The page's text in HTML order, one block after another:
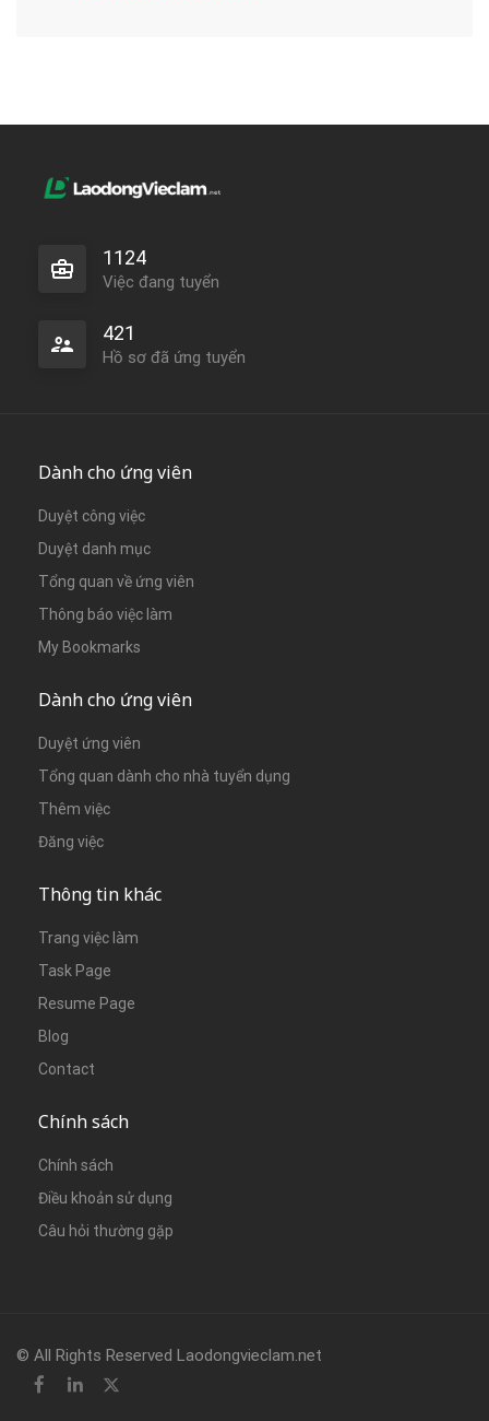
1124
Việc đang tuyển
421
Hồ sơ đã ứng tuyển
Dành cho ứng viên
Duyệt công việc
Duyệt danh mục
Tổng quan về ứng viên
Thông báo việc làm
My Bookmarks
Dành cho ứng viên
Duyệt ứng viên
Tổng quan dành cho nhà tuyển dụng
Thêm việc
Đăng việc
Thông tin khác
Trang việc làm
Task Page
Resume Page
Blog
Contact
Chính sách
Chính sách
Điều khoản sử dụng
Câu hỏi thường gặp
© All Rights Reserved Laodongvieclam.net